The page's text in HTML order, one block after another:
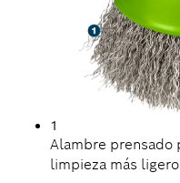
1
Alambre prensado
limpieza más